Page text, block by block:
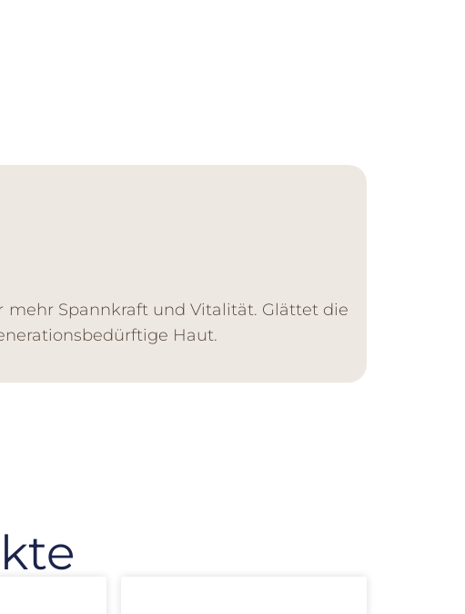
mehr Spannkraft und Vitalität. Glättet die
Haut.